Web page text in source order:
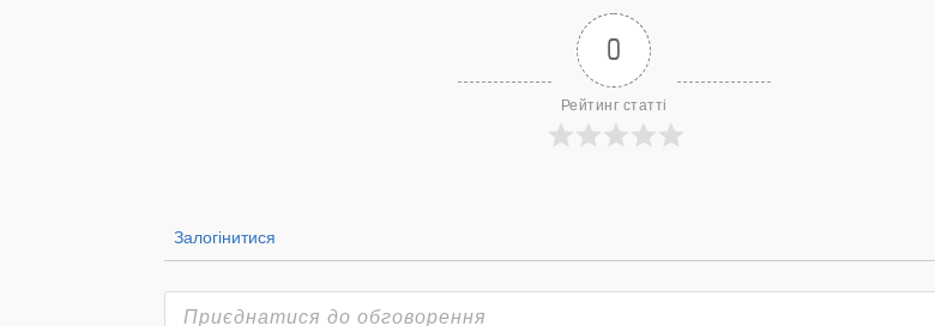
0
Рейтинг статті
Залогінитися